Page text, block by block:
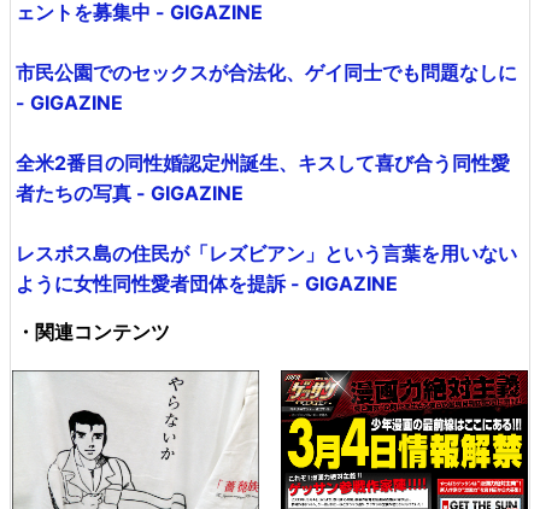
ェントを募集中 - GIGAZINE
市民公園でのセックスが合法化、ゲイ同士でも問題なしに
- GIGAZINE
全米2番目の同性婚認定州誕生、キスして喜び合う同性愛
者たちの写真 - GIGAZINE
レスボス島の住民が「レズビアン」という言葉を用いない
ように女性同性愛者団体を提訴 - GIGAZINE
・関連コンテンツ